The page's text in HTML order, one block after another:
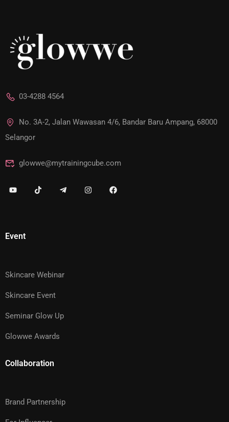
03-4288 4564
No. 3A-2, Jalan Wawasan 4/6, Bandar Baru Ampang, 68000
Selangor
glowwe@mytrainingcube.com
Event
Skincare Webinar
Skincare Event
Seminar Glow Up
Glowwe Awards
Collaboration
Brand Partnership